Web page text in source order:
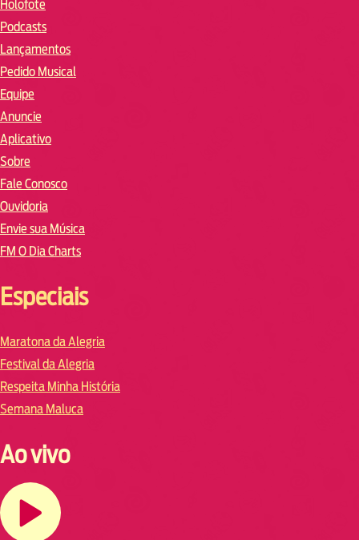
Holofote
Podcasts
Lançamentos
Pedido Musical
Equipe
Anuncie
Aplicativo
Sobre
Fale Conosco
Ouvidoria
Envie sua Música
FM O Dia Charts
Especiais
Maratona da Alegria
Festival da Alegria
Respeita Minha História
Semana Maluca
Ao vivo